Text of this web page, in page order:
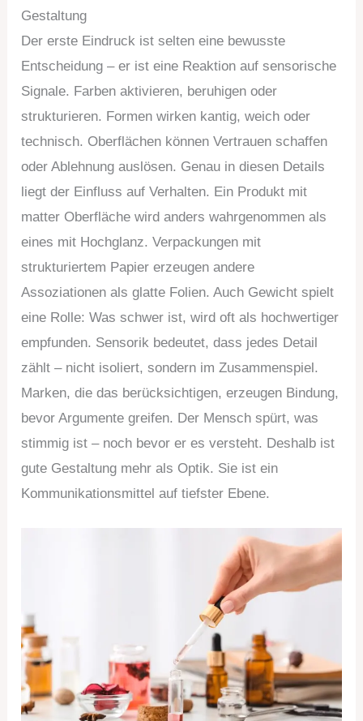
Gestaltung
Der erste Eindruck ist selten eine bewusste
Entscheidung – er ist eine Reaktion auf sensorische
Signale. Farben aktivieren, beruhigen oder
strukturieren. Formen wirken kantig, weich oder
technisch. Oberflächen können Vertrauen schaffen
oder Ablehnung auslösen. Genau in diesen Details
liegt der Einfluss auf Verhalten. Ein Produkt mit
matter Oberfläche wird anders wahrgenommen als
eines mit Hochglanz. Verpackungen mit
strukturiertem Papier erzeugen andere
Assoziationen als glatte Folien. Auch Gewicht spielt
eine Rolle: Was schwer ist, wird oft als hochwertiger
empfunden. Sensorik bedeutet, dass jedes Detail
zählt – nicht isoliert, sondern im Zusammenspiel.
Marken, die das berücksichtigen, erzeugen Bindung,
bevor Argumente greifen. Der Mensch spürt, was
stimmig ist – noch bevor er es versteht. Deshalb ist
gute Gestaltung mehr als Optik. Sie ist ein
Kommunikationsmittel auf tiefster Ebene.